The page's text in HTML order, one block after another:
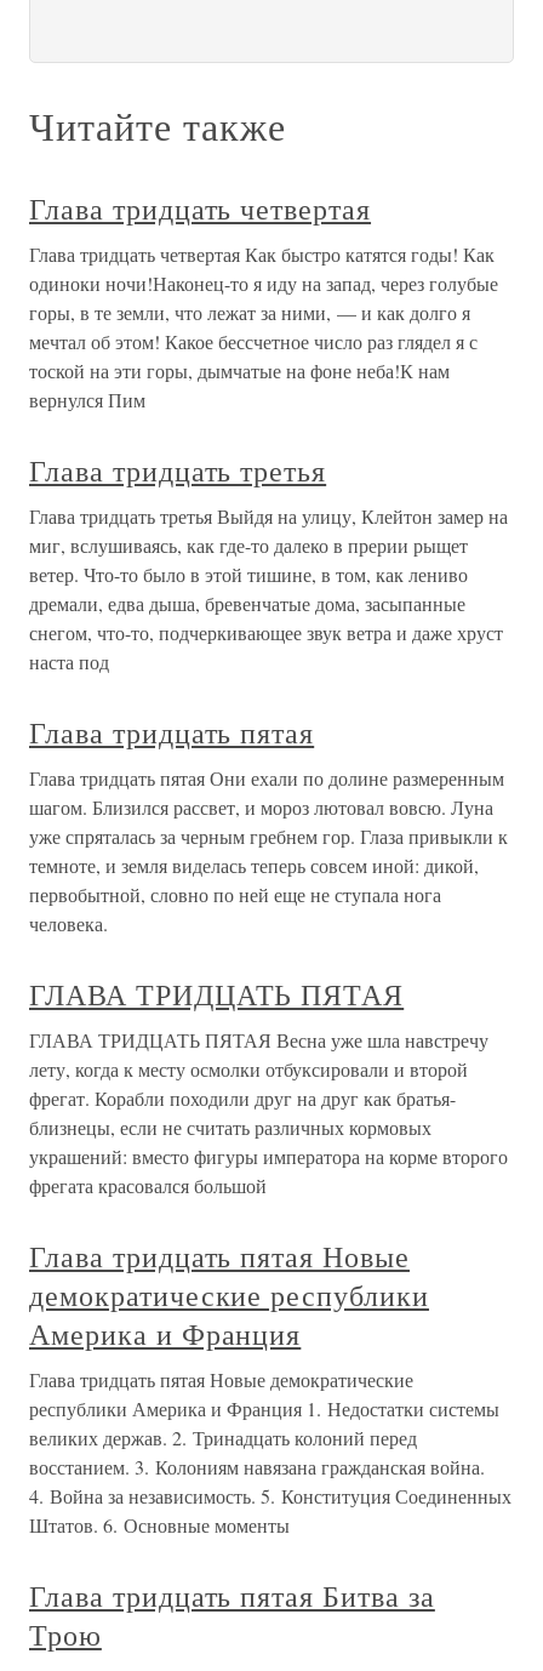
Читайте также
Глава тридцать четвертая
Глава тридцать четвертая Как быстро катятся годы! Как
одиноки ночи!Наконец-то я иду на запад, через голубые
горы, в те земли, что лежат за ними, — и как долго я
мечтал об этом! Какое бессчетное число раз глядел я с
тоской на эти горы, дымчатые на фоне неба!К нам
вернулся Пим
Глава тридцать третья
Глава тридцать третья Выйдя на улицу, Клейтон замер на
миг, вслушиваясь, как где-то далеко в прерии рыщет
ветер. Что-то было в этой тишине, в том, как лениво
дремали, едва дыша, бревенчатые дома, засыпанные
снегом, что-то, подчеркивающее звук ветра и даже хруст
наста под
Глава тридцать пятая
Глава тридцать пятая Они ехали по долине размеренным
шагом. Близился рассвет, и мороз лютовал вовсю. Луна
уже спряталась за черным гребнем гор. Глаза привыкли к
темноте, и земля виделась теперь совсем иной: дикой,
первобытной, словно по ней еще не ступала нога
человека.
ГЛАВА ТРИДЦАТЬ ПЯТАЯ
ГЛАВА ТРИДЦАТЬ ПЯТАЯ Весна уже шла навстречу
лету, когда к месту осмолки отбуксировали и второй
фрегат. Корабли походили друг на друг как братья-
близнецы, если не считать различных кормовых
украшений: вместо фигуры императора на корме второго
фрегата красовался большой
Глава тридцать пятая Новые
демократические республики
Америка и Франция
Глава тридцать пятая Новые демократические
республики Америка и Франция 1. Недостатки системы
великих держав. 2. Тринадцать колоний перед
восстанием. 3. Колониям навязана гражданская война.
4. Война за независимость. 5. Конституция Соединенных
Штатов. 6. Основные моменты
Глава тридцать пятая Битва за
Трою